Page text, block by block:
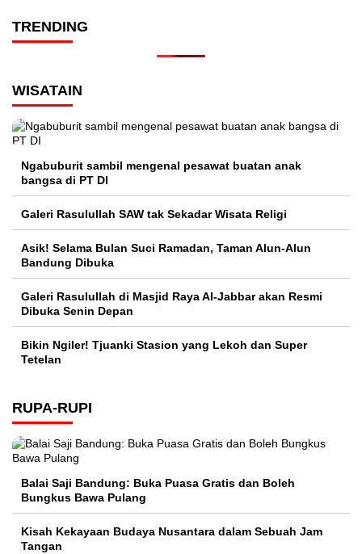
pos
TRENDING
WISATAIN
Ngabuburit sambil mengenal pesawat buatan anak
bangsa di PT DI
Galeri Rasulullah SAW tak Sekadar Wisata Religi
Asik! Selama Bulan Suci Ramadan, Taman Alun-Alun
Bandung Dibuka
Galeri Rasulullah di Masjid Raya Al-Jabbar akan Resmi
Dibuka Senin Depan
Bikin Ngiler! Tjuanki Stasion yang Lekoh dan Super
Tetelan
RUPA-RUPI
Balai Saji Bandung: Buka Puasa Gratis dan Boleh
Bungkus Bawa Pulang
Kisah Kekayaan Budaya Nusantara dalam Sebuah Jam
Tangan